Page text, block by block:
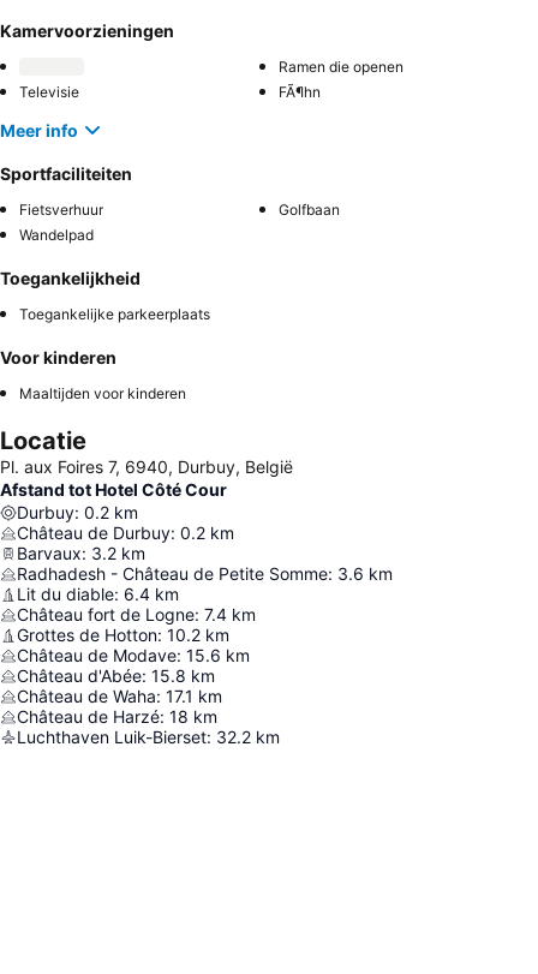
Kamervoorzieningen
Ramen die openen
Televisie
FÃ¶hn
Meer info
Sportfaciliteiten
Fietsverhuur
Golfbaan
Wandelpad
Toegankelijkheid
Toegankelijke parkeerplaats
Voor kinderen
Maaltijden voor kinderen
Locatie
Pl. aux Foires 7, 6940, Durbuy, België
Afstand tot Hotel Côté Cour
Durbuy: 0.2 km
Château de Durbuy: 0.2 km
Barvaux: 3.2 km
Radhadesh - Château de Petite Somme: 3.6 km
Lit du diable: 6.4 km
Château fort de Logne: 7.4 km
Grottes de Hotton: 10.2 km
Château de Modave: 15.6 km
Château d'Abée: 15.8 km
Château de Waha: 17.1 km
Château de Harzé: 18 km
Luchthaven Luik-Bierset: 32.2 km